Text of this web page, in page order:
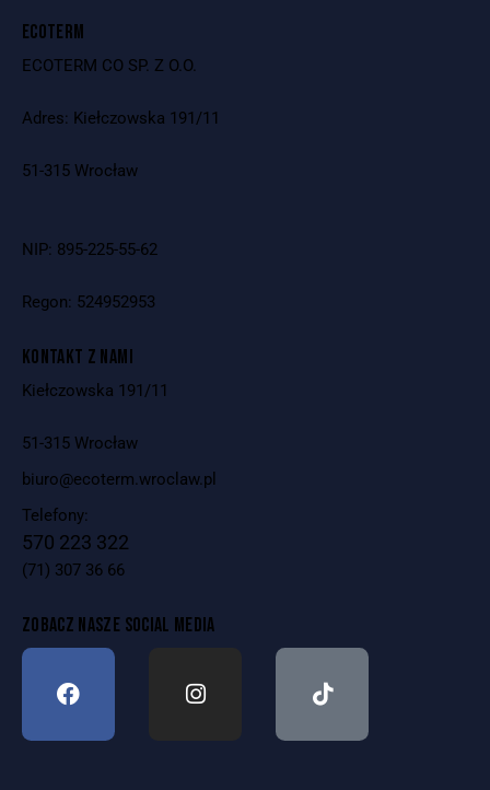
ECOTERM
ECOTERM CO SP. Z O.O.
Adres: Kiełczowska 191/11
51-315 Wrocław
NIP: 895-225-55-62
Regon: 524952953
KONTAKT Z NAMI
Kiełczowska 191/11
51-315 Wrocław
biuro@ecoterm.wroclaw.pl
Telefony:
570 223 322
(71) 307 36 66
ZOBACZ NASZE SOCIAL MEDIA